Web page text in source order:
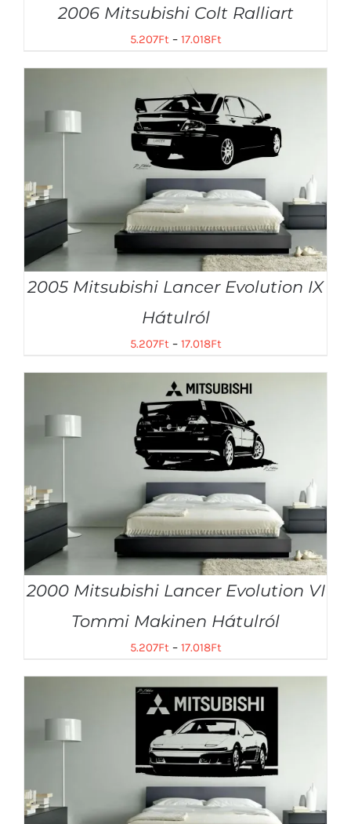
2006 Mitsubishi Colt Ralliart
5.207Ft– 17.018Ft
2005 Mitsubishi Lancer Evolution IX
Hátulról
5.207Ft – 17.018Ft
2000 Mitsubishi Lancer Evolution VI
Tommi Makinen Hátulról
5.207Ft– 17.018Ft